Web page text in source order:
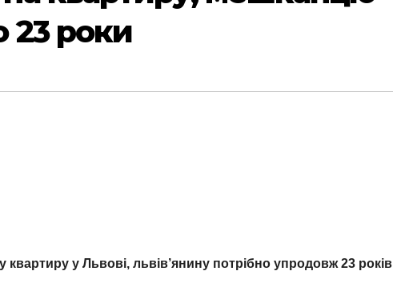
23 роки
у Львові, львів’янину потрібно упродовж 23 років